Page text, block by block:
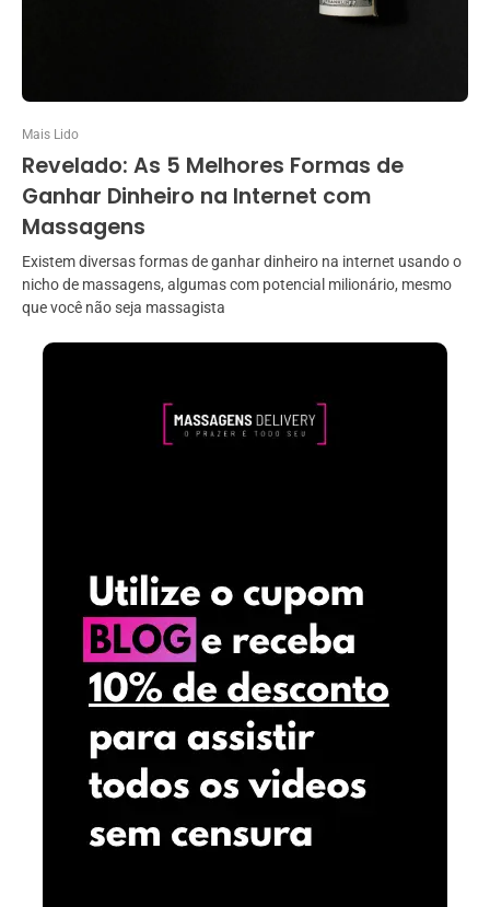
Mais Lido
Revelado: As 5 Melhores Formas de
Ganhar Dinheiro na Internet com
Massagens
Existem diversas formas de ganhar dinheiro na internet usando o
nicho de massagens, algumas com potencial milionário, mesmo
que você não seja massagista